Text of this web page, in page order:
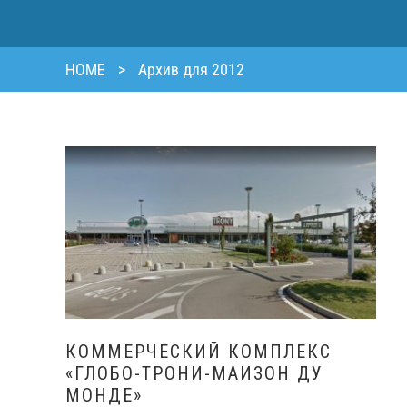
HOME > Архив для 2012
КОММЕРЧЕСКИЙ КОМПЛЕКС
«ГЛОБО-ТРОНИ-МАИЗОН ДУ
МОНДЕ»